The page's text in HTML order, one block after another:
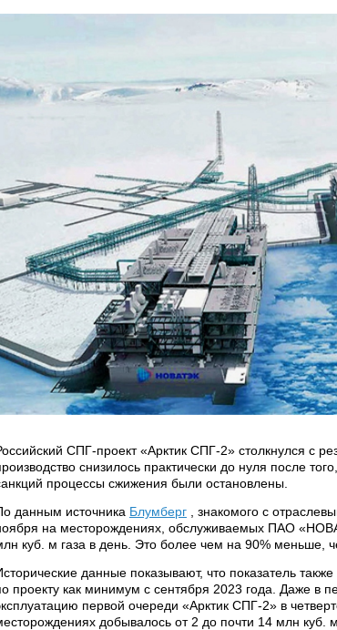
СПГ-проект «Арктик СПГ-2» столкнулся с
снизилось практически до нуля после
процессы сжижения были остановлены.
данным источника Блумберг , знакомого с
на месторождениях, обслуживаемых ПАО
куб. м газа в день. Это более чем на 90% меньше,
данные показывают, что показатель
проекту как минимум с сентября 2023 года. Даже в
первой очереди «Арктик СПГ-2» в
добывалось от 2 до почти 14 млн куб.